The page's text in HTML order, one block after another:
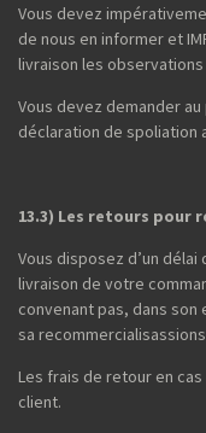
Vous devez
de nous en informer et
livraison les
Vous devez demander
déclaration de spoliation
13.3) Les retours pour
Vous disposez d’un
livraison de votre
convenant pas, dans
sa
Les frais de retour en
client.